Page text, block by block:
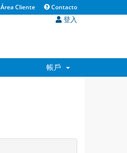
Área Cliente Contacto
登入
帳戶